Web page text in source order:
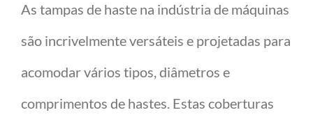
As tampas de haste na indústria de máquinas
são incrivelmente versáteis e projetadas para
acomodar vários tipos, diâmetros e
comprimentos de hastes. Estas coberturas